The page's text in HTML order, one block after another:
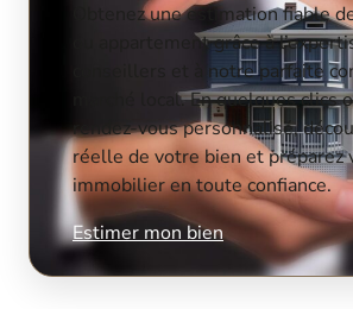
Obtenez une estimation fiable
ou appartement grâce à
conseillers et à notre parfaite
marché local. En quelques clics
rendez-vous personnalisé,
réelle de votre bien et préparez
immobilier en toute confiance.
Estimer mon bien